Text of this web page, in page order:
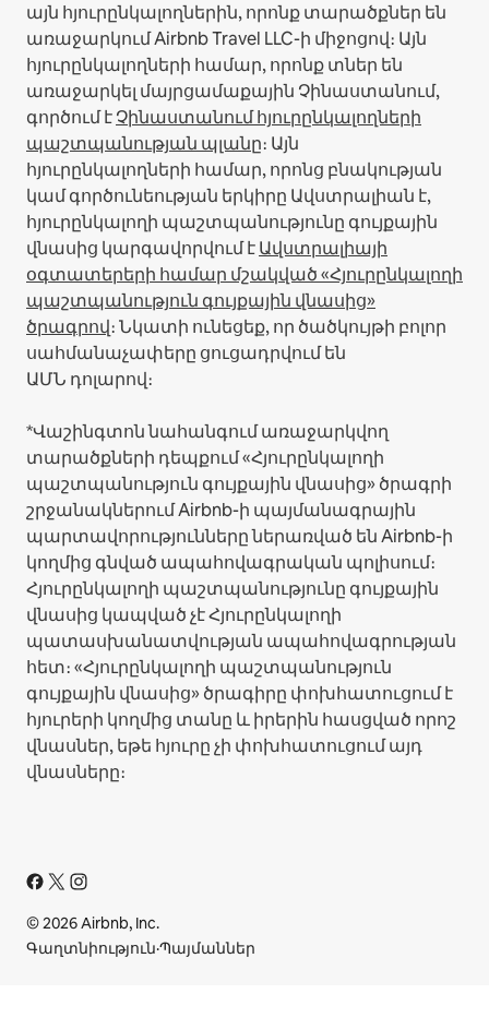
այն հյուրընկալողներին, որոնք տարածքներ են
առաջարկում Airbnb Travel LLC-ի միջոցով։ Այն
հյուրընկալողների համար, որոնք տներ են
առաջարկել մայրցամաքային Չինաստանում,
գործում էՉինաստանում հյուրընկալողների
պաշտպանության պլանը։ Այն
հյուրընկալողների համար, որոնց բնակության
կամ գործունեության երկիրը Ավստրալիան է,
հյուրընկալողի պաշտպանությունը գույքային
վնասից կարգավորվում էԱվստրալիայի
օգտատերերի համար մշակված «Հյուրընկալողի
պաշտպանություն գույքային վնասից»
ծրագրով։ Նկատի ունեցեք, որ ծածկույթի բոլոր
սահմանաչափերը ցուցադրվում են
ԱՄՆ դոլարով։
*Վաշինգտոն նահանգում առաջարկվող
տարածքների դեպքում «Հյուրընկալողի
պաշտպանություն գույքային վնասից» ծրագրի
շրջանակներում Airbnb-ի պայմանագրային
պարտավորությունները ներառված են Airbnb-ի
կողմից գնված ապահովագրական պոլիսում։
Հյուրընկալողի պաշտպանությունը գույքային
վնասից կապված չէ Հյուրընկալողի
պատասխանատվության ապահովագրության
հետ։ «Հյուրընկալողի պաշտպանություն
գույքային վնասից» ծրագիրը փոխհատուցում է
հյուրերի կողմից տանը և իրերին հասցված որոշ
վնասներ, եթե հյուրը չի փոխհատուցում այդ
վնասները։
© 2026 Airbnb, Inc.
Գաղտնիություն·Պայմաններ